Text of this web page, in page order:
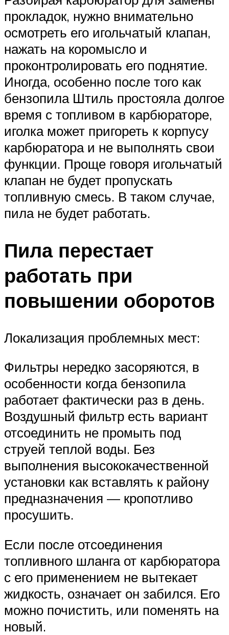
прокладок, нужно внимательно
осмотреть его игольчатый клапан,
нажать на коромысло и
проконтролировать его поднятие.
Иногда, особенно после того как
бензопила Штиль простояла долгое
время с топливом в карбюраторе,
иголка может пригореть к корпусу
карбюратора и не выполнять свои
функции. Проще говоря игольчатый
клапан не будет пропускать
топливную смесь. В таком случае,
пила не будет работать.
Пила перестает
работать при
повышении оборотов
Локализация проблемных мест:
Фильтры нередко засоряются, в
особенности когда бензопила
работает фактически раз в день.
Воздушный фильтр есть вариант
отсоединить не промыть под
струей теплой воды. Без
выполнения высококачественной
установки как вставлять к району
предназначения — кропотливо
просушить.
Если после отсоединения
топливного шланга от карбюратора
с его применением не вытекает
жидкость, означает он забился. Его
можно почистить, или поменять на
новый.